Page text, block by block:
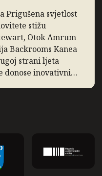
Prigušena svjetlost
stižu
Otok Amrum
Backrooms Kanea
strani ljeta
donose inovativni